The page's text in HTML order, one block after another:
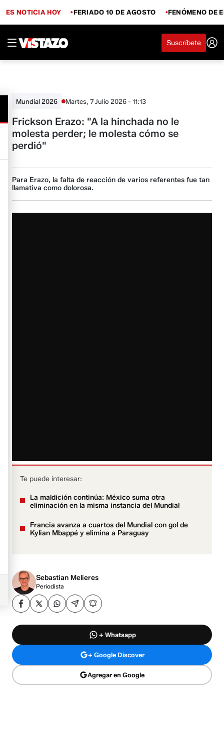
ES NOTICIA HOY FERIADO 10 DE AGOSTO FENÓMENO DE
Suscríbete
Mundial 2026 Martes, 7 Julio 2026 - 11:13
Frickson Erazo: "A la hinchada no le
molesta perder; le molesta cómo se
perdió"
Para Erazo, la falta de reacción de varios referentes fue tan
llamativa como dolorosa.
Te puede interesar:
La maldición continúa: México suma otra
eliminación en la misma instancia del Mundial
Francia avanza a cuartos del Mundial con gol de
Kylian Mbappé y elimina a Paraguay
Sebastian Melieres
Periodista
+ Whatsapp
+ Google Discover
Agregar en Google